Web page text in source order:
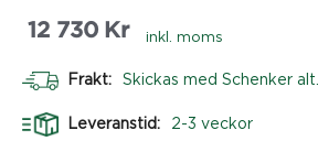
12 730 Kr inkl. moms
Frakt: Skickas med Schenker alt.
Leveranstid: 2-3 veckor